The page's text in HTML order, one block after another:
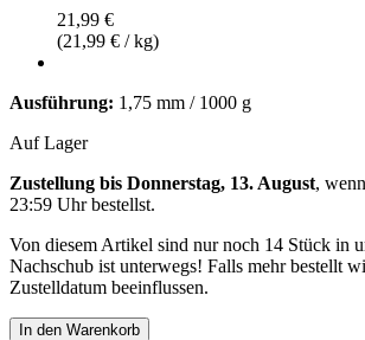
21,99 €
(21,99 € / kg)
Ausführung: 1,75 mm / 1000 g
Auf Lager
Zustellung bis Donnerstag, 13. August,
23:59 Uhrbestellst.
Von diesem Artikel sind nur noch 14 Stück in
Nachschub ist unterwegs! Falls mehr bestellt
Zustelldatum beeinflussen.
In den Warenkorb